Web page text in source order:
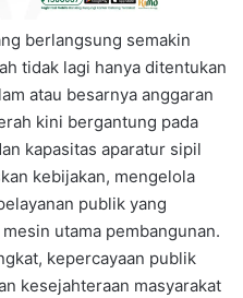
berlangsung semakin
tidak lagi hanya ditentukan
atau besarnya anggaran
kini bergantung pada
kapasitas aparatur sipil
kebijakan, mengelola
publik yang
utama pembangunan.
kepercayaan publik
kesejahteraan masyarakat